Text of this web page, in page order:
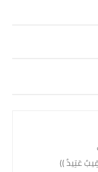
عَتِيدٌ ))